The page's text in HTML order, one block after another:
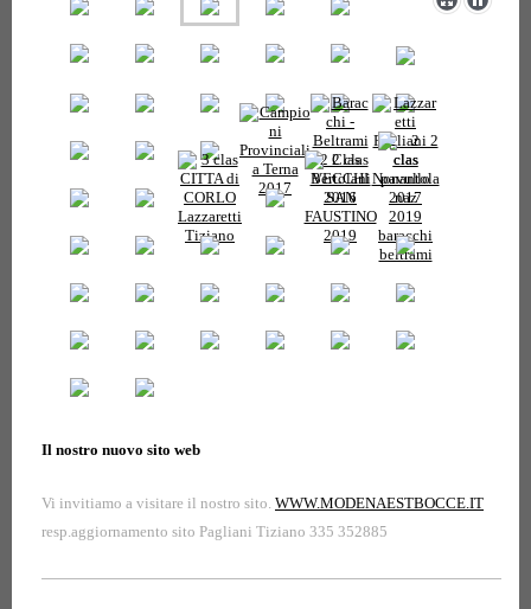
Il nostro nuovo sito web
Vi invitiamo a visitare il nostro sito. WWW.MODENAESTBOCCE.IT
resp.aggiornamento sito Pagliani Tiziano 335 352885